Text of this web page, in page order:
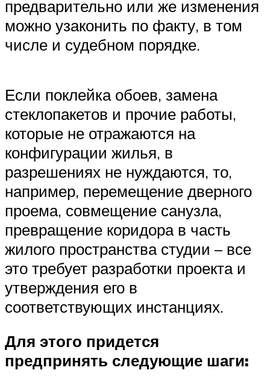
предварительно или же изменения
можно узаконить по факту, в том
числе и судебном порядке.
Если поклейка обоев, замена
стеклопакетов и прочие работы,
которые не отражаются на
конфигурации жилья, в
разрешениях не нуждаются, то,
например, перемещение дверного
проема, совмещение санузла,
превращение коридора в часть
жилого пространства студии – все
это требует разработки проекта и
утверждения его в
соответствующих инстанциях.
Для этого придется
предпринять следующие шаги: